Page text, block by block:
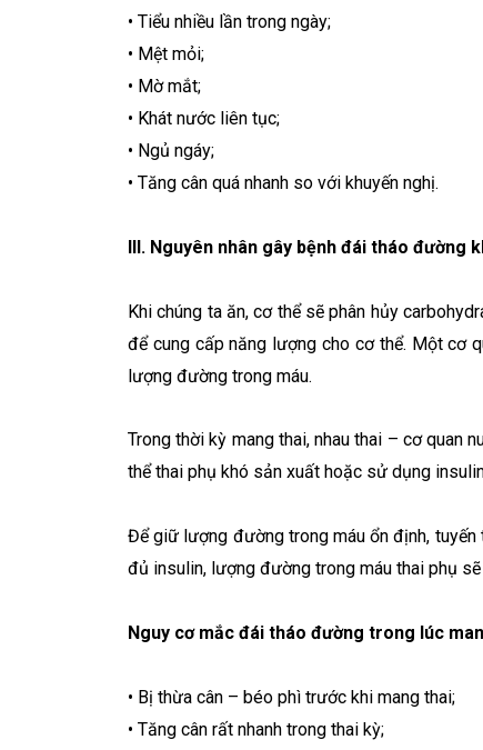
• Tiểu nhiều lần trong ngày;
• Mệt mỏi;
• Mờ mắt;
• Khát nước liên tục;
• Ngủ ngáy;
• Tăng cân quá nhanh so với khuyến nghị.
III. Nguyên nhân gây bệnh đái tháo đường
Khi chúng ta ăn, cơ thể sẽ phân hủy
để cung cấp năng lượng cho cơ thể. Một cơ
lượng đường trong máu.
Trong thời kỳ mang thai, nhau thai – cơ quan
thể thai phụ khó sản xuất hoặc sử dụng
Để giữ lượng đường trong máu ổn định,
đủ insulin, lượng đường trong máu thai phụ
Nguy cơ mắc đái tháo đường trong lúc
• Bị thừa cân – béo phì trước khi mang thai;
• Tăng cân rất nhanh trong thai kỳ;